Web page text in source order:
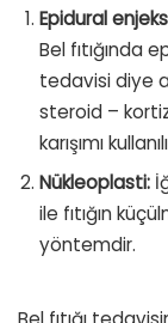
Epidural
Bel fıtığında
tedavisi diye
steroid –
karışımı
Nükleoplasti:
ile fıtığın
yöntemdir.